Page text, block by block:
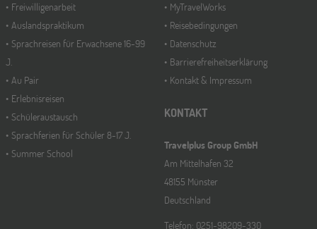
Freiwilligenarbeit
Auslandspraktikum
Sprachreisen für Erwachsene 16-99
J.
Au Pair
Erlebnisreisen
Schüleraustausch
Sprachferien für Schüler 8-17 J.
Summer School
MyTravelWorks
Reisebedingungen
Datenschutz
Barrierefreiheitserklärung
Kontakt & Impressum
KONTAKT
Travelplus Group GmbH
Am Mittelhafen 32
48155 Münster
Deutschland
Telefon: 0251-98209-330